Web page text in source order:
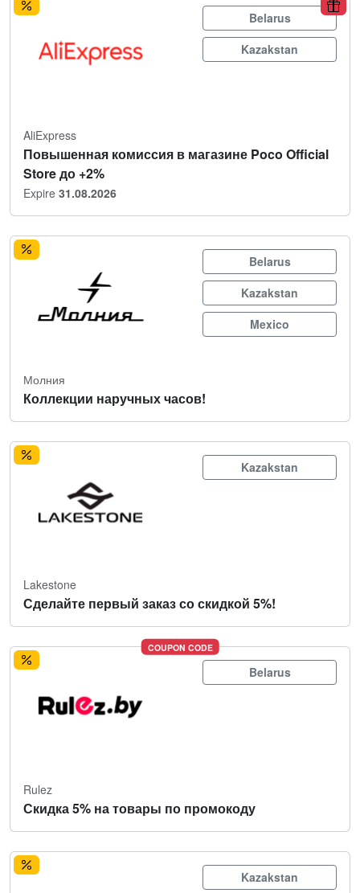
Belarus
Kazakstan
AliExpress
Повышенная комиссия в магазине Poco Official
Store до +2%
Expire 31.08.2026
Belarus
Kazakstan
Mexico
Молния
Коллекции наручных часов!
Kazakstan
Lakestone
Сделайте первый заказ со скидкой 5%!
COUPON CODE
Belarus
Rulez
Скидка 5% на товары по промокоду
Kazakstan